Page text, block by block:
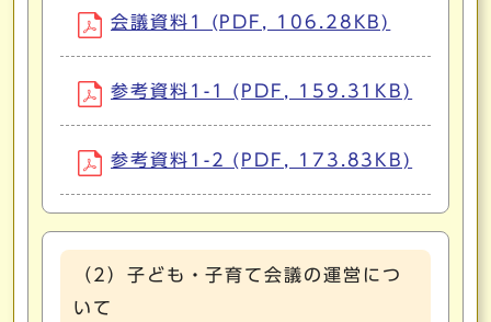
会議資料1 (PDF, 106.28KB)
参考資料1-1 (PDF, 159.31KB)
参考資料1-2 (PDF, 173.83KB)
（2）子ども・子育て会議の運営につ
いて